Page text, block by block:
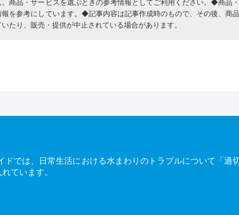
商品・サービスを選ぶときの参考情報としてご利用ください。◆商品
を参考にしています。◆記事内容は記事作成時のもので、その後、商
たり、販売・提供が中止されている場合があります。
では、日常生活における水まわりのトラブルについて「適
ています。